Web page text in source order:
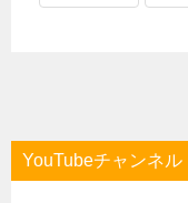
YouTubeチャンネル